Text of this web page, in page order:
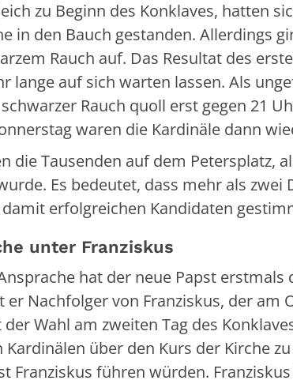
zu Beginn des Konklaves, hatten
in den Bauch gestanden. Allerdings
Rauch auf. Das Resultat des
lange auf sich warten lassen. Als
Rauch quoll erst gegen 21
waren die Kardinäle dann
die Tausenden auf dem Petersplatz,
Es bedeutet, dass mehr als
erfolgreichen Kandidaten
unter Franziskus
hat der neue Papst erstmals
er Nachfolger von Franziskus, der am
der Wahl am zweiten Tag des
über den Kurs der Kirche
Franziskus führen würden.